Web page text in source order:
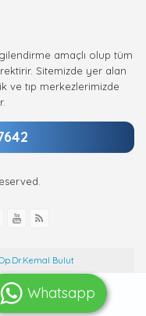
amaçlı olup tüm
Sitemizde yer alan
ve tıp merkezlerimizde
Bulut
Whatsapp